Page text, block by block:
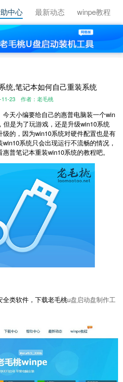
中心 最新动态 winpe教程
统,笔记本如何自己重装系统
11-23 作者：老毛桃
天小编要给自己的惠普电脑装一个win
是为了玩游戏，还是升级win10系统
的，因为win10系统对硬件配置也是有
系统只会出现运行不流畅的情况，
普笔记本重装win10系统的教程吧。
类软件，下载老毛桃u盘启动盘制作工